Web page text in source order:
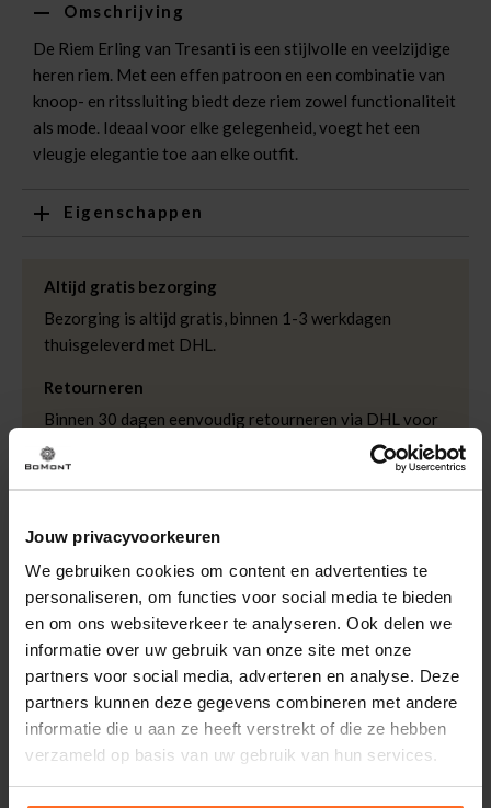
Jouw privacyvoorkeuren
We gebruiken cookies om content en advertenties te
personaliseren, om functies voor social media te bieden
en om ons websiteverkeer te analyseren. Ook delen we
informatie over uw gebruik van onze site met onze
partners voor social media, adverteren en analyse. Deze
partners kunnen deze gegevens combineren met andere
informatie die u aan ze heeft verstrekt of die ze hebben
verzameld op basis van uw gebruik van hun services.
Eigenschappen
Leveranciersnummer
Categorie
Riemen
Merk
Doelgroep
Kleur
Maat riem
, 105 cm
Kwaliteit
100% ELASTANE
Omschrijving
De Riem Erling van Tresanti is een stijlvolle en veelzijdige
heren riem. Met een effen patroon en een combinatie van
knoop- en ritssluiting biedt deze riem zowel functionaliteit
als mode. Ideaal voor elke gelegenheid, voegt het een
vleugje elegantie toe aan elke outfit.
Altijd gratis bezorging
Bezorging is altijd gratis, binnen 1-3 werkdagen
thuisgeleverd met DHL.
Retourneren
Binnen 30 dagen eenvoudig retourneren via DHL voor
slechts € 4,95 of op eigen kosten via PostNL. In de
Bomont winkels kunt u ook gratis retourneren.
iDeal, Riverty (Afterpay), creditcard of Paypal, kies zelf
één van de vele betaalopties.
5% Spaarbonus
Besteed € 100,- binnen een half jaar en krijg € 5,- retour
in de vorm van een waardecheque. Log in je account en
bekijk evt. openstaande waardecheques en je
puntensaldo.